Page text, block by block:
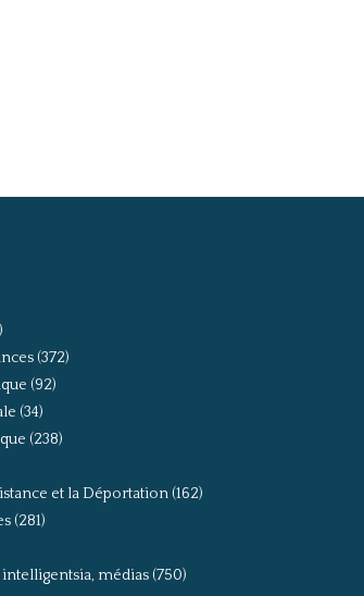
(372)
(92)
(34)
(238)
et la Déportation(162)
(281)
médias(750)